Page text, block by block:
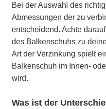
Bei der Auswahl des
Abmessungen der zu
entscheidend. Achte
des Balkenschuhs zu
Art der Verzinkung spielt
Balkenschuh im Innen-
wird.
Was ist der